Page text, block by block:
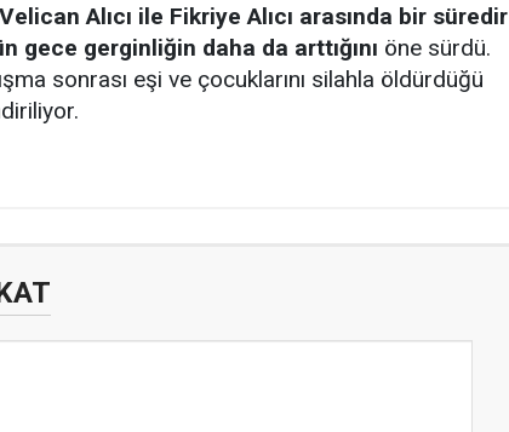
Velican Alıcı ile Fikriye Alıcı arasında bir süredir
gece gerginliğin daha da arttığını öne sürdü.
sonrası eşi ve çocuklarını silahla öldürdüğü